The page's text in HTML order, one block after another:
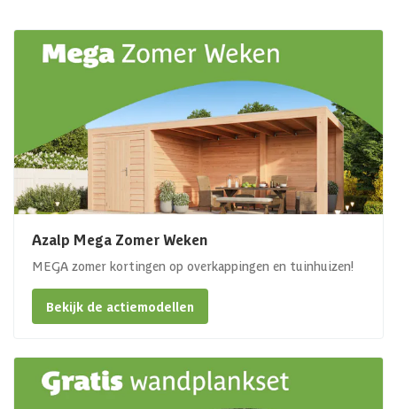
Azalp Mega Zomer Weken
MEGA zomer kortingen op overkappingen en tuinhuizen!
Bekijk de actiemodellen